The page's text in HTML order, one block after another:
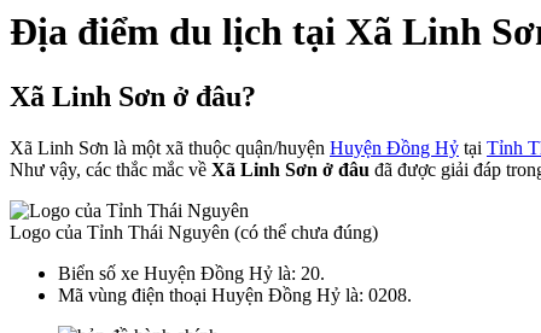
Địa điểm du lịch tại Xã Linh
Xã Linh Sơn ở đâu?
Xã Linh Sơn là một xã thuộc quận/huyện Huyện Đồng Hỷ tại Tỉnh
Như vậy, các thắc mắc về Xã Linh Sơn ở đâu đã được giải đáp
Logo của Tỉnh Thái Nguyên (có thể chưa đúng)
Biển số xe Huyện Đồng Hỷ là: 20.
Mã vùng điện thoại Huyện Đồng Hỷ là: 0208.